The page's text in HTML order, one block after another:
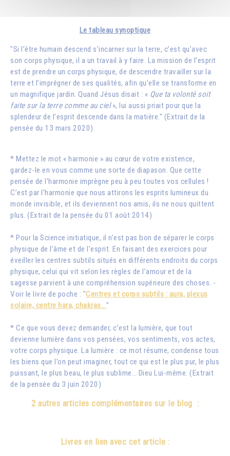
Le tableau synoptique
"Si l’être humain descend s’incarner sur la terre, c’est qu’avec
son corps physique, il a un travail à y faire. La mission de l’esprit
est de prendre un corps physique, de descendre travailler sur la
terre et l’imprégner de ses qualités, afin qu’elle se transforme en
un magnifique jardin. Quand Jésus disait : « Que ta volonté soit
faite sur la terre comme au ciel», lui aussi priait pour que la
splendeur de l’esprit descende dans la matière." (Extrait de la
pensée du 13 mars 2020)
* Mettez le mot « harmonie » au cœur de votre existence,
gardez-le en vous comme une sorte de diapason. Que cette
pensée de l’harmonie imprègne peu à peu toutes vos cellules !
C’est par l’harmonie que nous attirons les esprits lumineux du
monde invisible, et ils deviennent nos amis, ils ne nous quittent
plus. (Extrait de la pensée du 01 août 2014)
* Pour la Science initiatique, il n’est pas bon de séparer le corps
physique de l’âme et de l’esprit. En faisant des exercices pour
éveiller les centres subtils situés en différents endroits du corps
physique, celui qui vit selon les règles de l’amour et de la
sagesse parvient à une compréhension supérieure des choses. -
Voir le livre de poche : "Centres et corps subtils : aura, plexus
solaire, centre hara, chakras..."
* Ce que vous devez demander, c’est la lumière, que tout
devienne lumière dans vos pensées, vos sentiments, vos actes,
votre corps physique. La lumière : ce mot résume, condense tous
les biens que l’on peut imaginer, tout ce qui est le plus pur, le plus
puissant, le plus beau, le plus sublime… Dieu Lui-même. (Extrait
de la pensée du 3 juin 2020)
2 autres articles complémentaires sur le blog :
Livres en lien avec cet article :